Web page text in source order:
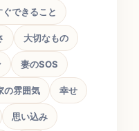
ぐできること
大切なもの
妻のSOS
の雰囲気 幸せ
思い込み